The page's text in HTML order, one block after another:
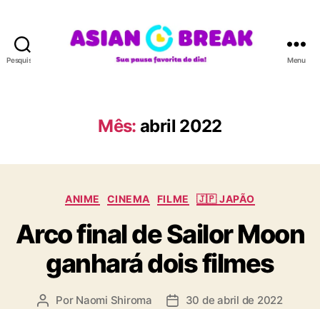
Pesquisar
A
N
R
A
Menu
Mês: abril 2022
C
t
e
g
o
ANIME CINEMA FILME 🇯🇵 JAPÃO
Arco final de Sailor Moon
ganhará dois filmes
A Por Naomi Shiroma
D 30 de abril de 2022